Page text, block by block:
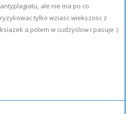
antyplagiatu, ale nie ma po co
ryzykowac tylko wziasc wiekszosc z
ksiazek a potem w cudzyslow i pasuje :)